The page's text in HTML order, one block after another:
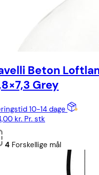
Beton
Grey
10-14 dage
kr. Pr. stk
4 Forskellige mål